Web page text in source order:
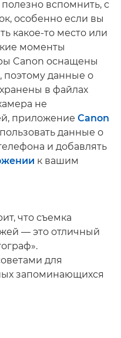
вспомнить, с
особенно если вы
какое-то место или
моменты
Canon оснащены
поэтому данные о
в файлах
не
приложение Canon
данные о
и добавлять
к вашим
что съемка
— это отличный
для
запоминающихся